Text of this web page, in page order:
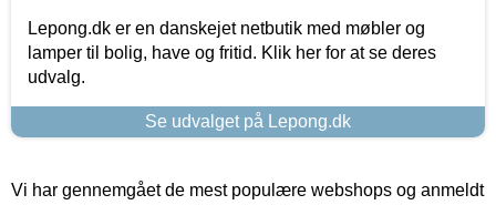
Lepong.dk er en danskejet netbutik med møbler og
lamper til bolig, have og fritid. Klik her for at se deres
udvalg.
Se udvalget på Lepong.dk
Vi har gennemgået de mest populære webshops og anmeldt